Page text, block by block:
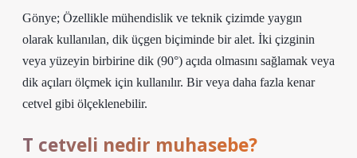
Gönye; Özellikle mühendislik ve teknik çizimde yaygın
olarak kullanılan, dik üçgen biçiminde bir alet. İki çizginin
veya yüzeyin birbirine dik (90°) açıda olmasını sağlamak veya
dik açıları ölçmek için kullanılır. Bir veya daha fazla kenar
cetvel gibi ölçeklenebilir.
T cetveli nedir muhasebe?